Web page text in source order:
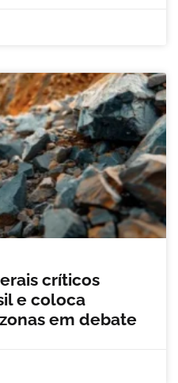
críticos
e coloca
em debate